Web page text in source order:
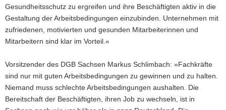
Gesundheitsschutz zu ergreifen und ihre Beschäftigten aktiv in die
Gestaltung der Arbeitsbedingungen einzubinden. Unternehmen mit
zufriedenen, motivierten und gesunden Mitarbeiterinnen und
Mitarbeitern sind klar im Vorteil.«
Vorsitzender des DGB Sachsen Markus Schlimbach: »Fachkräfte
sind nur mit guten Arbeitsbedingungen zu gewinnen und zu halten.
Niemand muss schlechte Arbeitsbedingungen aushalten. Die
Bereitschaft der Beschäftigten, ihren Job zu wechseln, ist in